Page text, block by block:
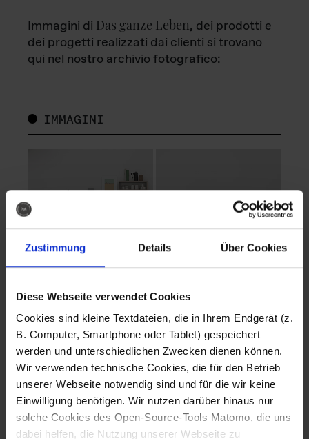
Zustimmung Details Über Cookies
Diese Webseite verwendet Cookies
Cookies sind kleine Textdateien, die in Ihrem Endgerät (z.
B. Computer, Smartphone oder Tablet) gespeichert
werden und unterschiedlichen Zwecken dienen können.
Wir verwenden technische Cookies, die für den Betrieb
unserer Webseite notwendig sind und für die wir keine
Einwilligung benötigen. Wir nutzen darüber hinaus nur
solche Cookies des Open-Source-Tools Matomo, die uns
dabei helfen, die Nutzung unserer Webseite zu
Immagini di Das ganze Leben, dei prodotti e
dei progetti realizzati dai clienti si trovano
qui nel nostro archivio fotografico:
IMMAGINI
Fotografo: Lorenz
Sternbach
Download
Fotografo: Lorenz
Sternbach
Download